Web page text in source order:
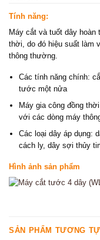
Tính năng:
Máy cắt và tuốt dây hoàn
thời, do đó hiệu suất làm
thông thường.
Các tính năng chính:
tước một nửa
Máy gia công đồng
với các dòng máy
Các loại dây áp dụng:
cách ly, dây sợi thủy
Hình ảnh sản phẩm
SẢN PHẨM TƯƠNG TỰ